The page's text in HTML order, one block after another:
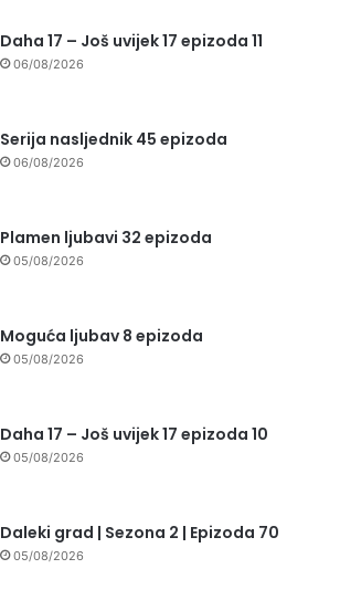
Daha 17 – Još uvijek 17 epizoda 11
06/08/2026
Serija nasljednik 45 epizoda
06/08/2026
Plamen ljubavi 32 epizoda
05/08/2026
Moguća ljubav 8 epizoda
05/08/2026
Daha 17 – Još uvijek 17 epizoda 10
05/08/2026
Daleki grad | Sezona 2 | Epizoda 70
05/08/2026